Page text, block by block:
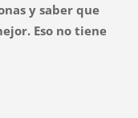
y saber que
Eso no tiene